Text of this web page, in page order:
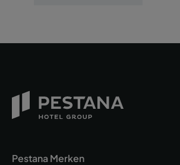
Pestana Merken